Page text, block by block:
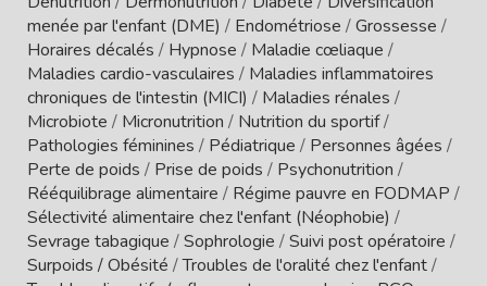
menée par l'enfant (DME) / Endométriose /Grossesse /
Horaires décalés / Hypnose / Maladie cœliaque /
Maladies cardio-vasculaires / Maladies inflammatoires
chroniques de l'intestin (MICI) / Maladies rénales /
Microbiote / Micronutrition / Nutrition du sportif/
Pathologies féminines / Pédiatrique / Personnes âgées /
Perte de poids / Prise de poids / Psychonutrition /
Rééquilibrage alimentaire / Régime pauvre en FODMAP /
Sélectivité alimentaire chez l'enfant (Néophobie) /
Sevrage tabagique /Sophrologie /Suivi post opératoire /
Surpoids / Obésité /Troubles de l'oralité chez l'enfant/